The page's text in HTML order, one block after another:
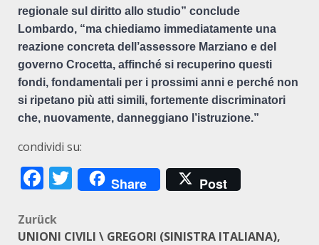
regionale sul diritto allo studio” conclude
Lombardo, “ma chiediamo immediatamente una
reazione concreta dell’assessore Marziano e del
governo Crocetta, affinché si recuperino questi
fondi, fondamentali per i prossimi anni e perché non
si ripetano più atti simili, fortemente discriminatori
che, nuovamente, danneggiano l’istruzione.”
condividi su:
Facebook
Twitter
Share Post
Beitragsnavigation
Zurück
UNIONI CIVILI \ GREGORI (SINISTRA ITALIANA),